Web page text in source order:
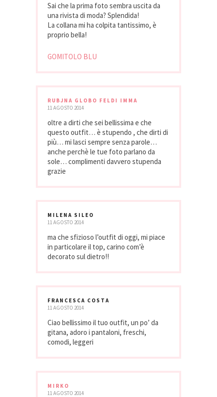
Sai che la prima foto sembra uscita da
una rivista di moda? Splendida!
La collana mi ha colpita tantissimo, è
proprio bella!
GOMITOLO BLU
RUBJNA GLOBO FELDI IMMA
11 AGOSTO 2014
oltre a dirti che sei bellissima e che
questo outfit… è stupendo , che dirti di
più… mi lasci sempre senza parole…
anche perchè le tue foto parlano da
sole… complimenti davvero stupenda
grazie
MILENA SILEO
11 AGOSTO 2014
ma che sfizioso l’outfit di oggi, mi piace
in particolare il top, carino com’è
decorato sul dietro!!
FRANCESCA COSTA
11 AGOSTO 2014
Ciao bellissimo il tuo outfit, un po’ da
gitana, adoro i pantaloni, freschi,
comodi, leggeri
MIRKO
11 AGOSTO 2014